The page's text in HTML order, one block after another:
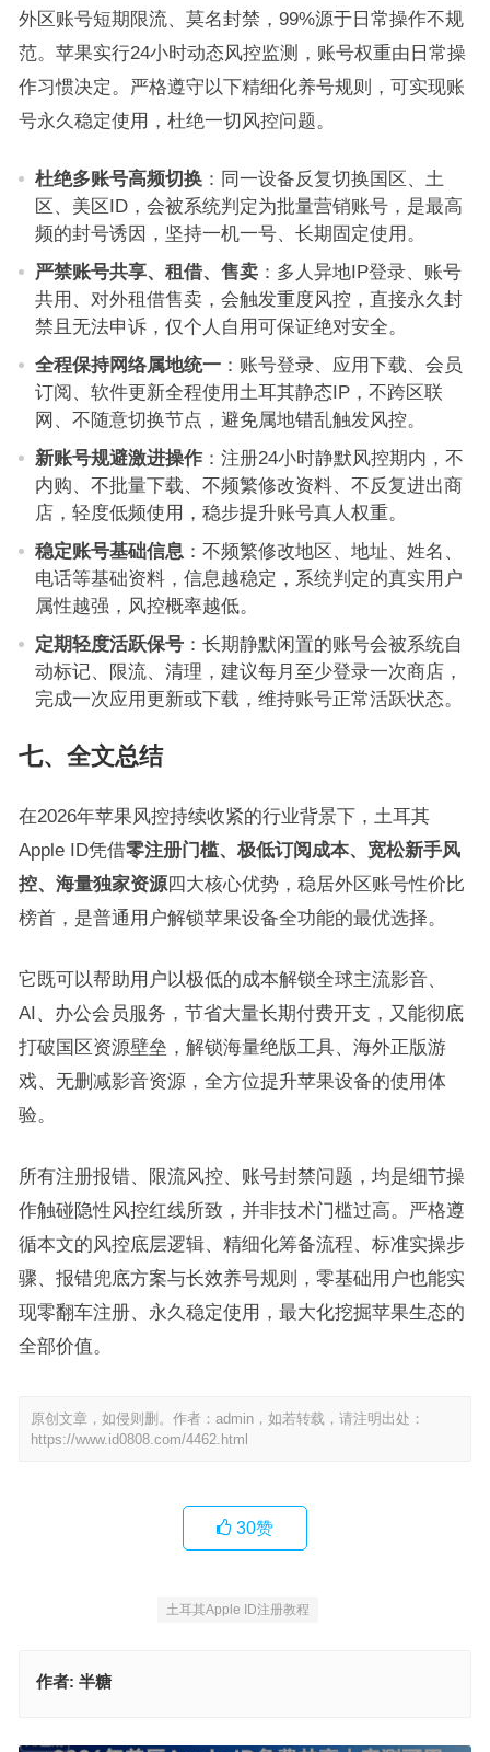
外区账号短期限流、莫名封禁，99%源于日常操作不规
范。苹果实行24小时动态风控监测，账号权重由日常操
作习惯决定。严格遵守以下精细化养号规则，可实现账
号永久稳定使用，杜绝一切风控问题。
杜绝多账号高频切换：同一设备反复切换国区、土
区、美区ID，会被系统判定为批量营销账号，是最高
频的封号诱因，坚持一机一号、长期固定使用。
严禁账号共享、租借、售卖：多人异地IP登录、账号
共用、对外租借售卖，会触发重度风控，直接永久封
禁且无法申诉，仅个人自用可保证绝对安全。
全程保持网络属地统一：账号登录、应用下载、会员
订阅、软件更新全程使用土耳其静态IP，不跨区联
网、不随意切换节点，避免属地错乱触发风控。
新账号规避激进操作：注册24小时静默风控期内，不
内购、不批量下载、不频繁修改资料、不反复进出商
店，轻度低频使用，稳步提升账号真人权重。
稳定账号基础信息 ：不频繁修改地区、地址、姓名、
电话等基础资料，信息越稳定，系统判定的真实用户
属性越强，风控概率越低。
定期轻度活跃保号：长期静默闲置的账号会被系统自
动标记、限流、清理，建议每月至少登录一次商店，
完成一次应用更新或下载，维持账号正常活跃状态。
七、全文总结
在2026年苹果风控持续收紧的行业背景下，土耳其
Apple ID凭借零注册门槛、极低订阅成本、宽松新手风
控、海量独家资源四大核心优势，稳居外区账号性价比
榜首，是普通用户解锁苹果设备全功能的最优选择。
它既可以帮助用户以极低的成本解锁全球主流影音、
AI、办公会员服务，节省大量长期付费开支，又能彻底
打破国区资源壁垒，解锁海量绝版工具、海外正版游
戏、无删减影音资源，全方位提升苹果设备的使用体
验。
所有注册报错、限流风控、账号封禁问题，均是细节操
作触碰隐性风控红线所致，并非技术门槛过高。严格遵
循本文的风控底层逻辑、精细化筹备流程、标准实操步
骤、报错兜底方案与长效养号规则，零基础用户也能实
现零翻车注册、永久稳定使用，最大化挖掘苹果生态的
全部价值。
原创文章，如侵则删。作者：admin，如若转载，请注明出处：
https://www.id0808.com/4462.html
30赞
土耳其Apple ID注册教程
作者: 半糖